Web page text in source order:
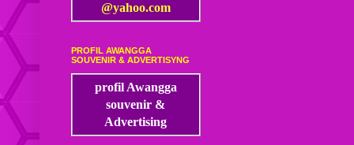
@yahoo.com
PROFIL AWANGGA
SOUVENIR & ADVERTISYNG
profil Awangga
souvenir &
Advertising